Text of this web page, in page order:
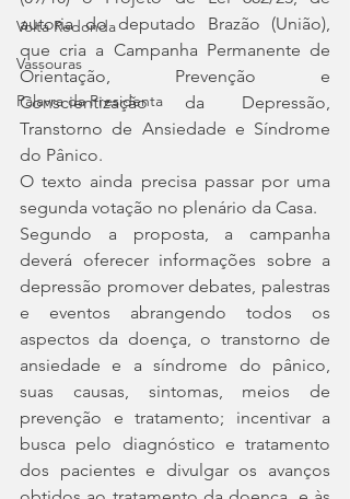
Volta Redonda
Vassouras
Palavra da Presidenta
autoria do deputado Brazão (União),
que cria a Campanha Permanente de
Orientação, Prevenção e
Conscientização da Depressão,
Transtorno de Ansiedade e Síndrome
do Pânico.
O texto ainda precisa passar por uma
segunda votação no plenário da Casa.
Segundo a proposta, a campanha
deverá oferecer informações sobre a
depressão promover debates, palestras
e eventos abrangendo todos os
aspectos da doença, o transtorno de
ansiedade e a síndrome do pânico,
suas causas, sintomas, meios de
prevenção e tratamento; incentivar a
busca pelo diagnóstico e tratamento
dos pacientes e divulgar os avanços